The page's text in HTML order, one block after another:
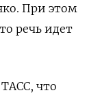
При этом
речь идет
что